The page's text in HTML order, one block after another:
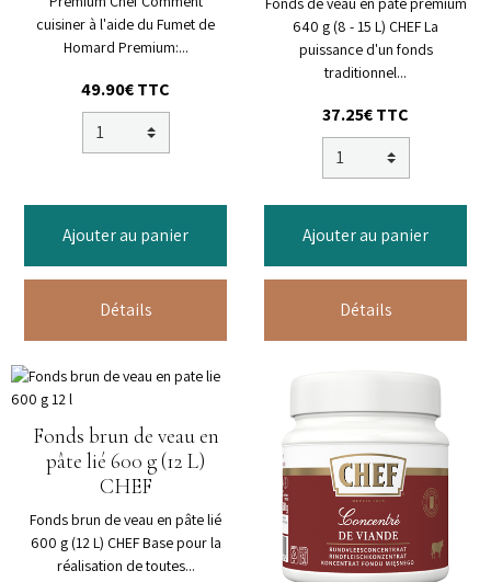
cuisiner à l'aide du Fumet de
Homard Premium:...
49.90€ TTC
Ajouter au panier
Détails
640 g (8 - 15 L) CHEF La
puissance d'un fonds
traditionnel...
37.25€ TTC
Ajouter au panier
Détails
Fonds brun de veau en
pâte lié 600 g (12 L)
CHEF
Fonds brun de veau en pâte lié
600 g (12 L) CHEF Base pour la
réalisation de toutes...